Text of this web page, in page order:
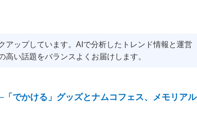
アップしています。AIで分析したトレンド情報と運営
い話題をバランスよくお届けします。
でかける」グッズとナムコフェス、メモリアル